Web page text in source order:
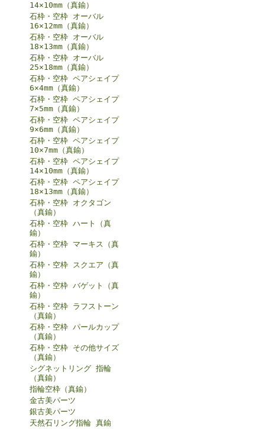
14×10mm（真鍮）
石枠・空枠 オーバル
16×12mm（真鍮）
石枠・空枠 オーバル
18×13mm（真鍮）
石枠・空枠 オーバル
25×18mm（真鍮）
石枠・空枠 ペアシェイプ
6×4mm（真鍮）
石枠・空枠 ペアシェイプ
7×5mm（真鍮）
石枠・空枠 ペアシェイプ
9×6mm（真鍮）
石枠・空枠 ペアシェイプ
10×7mm（真鍮）
石枠・空枠 ペアシェイプ
14×10mm（真鍮）
石枠・空枠 ペアシェイプ
18×13mm（真鍮）
石枠・空枠 オクタゴン
（真鍮）
石枠・空枠 ハート（真
鍮）
石枠・空枠 マーキス（真
鍮）
石枠・空枠 スクエア（真
鍮）
石枠・空枠 バゲット（真
鍮）
石枠・空枠 ラフストーン
（真鍮）
石枠・空枠 パールカップ
（真鍮）
石枠・空枠 その他サイズ
（真鍮）
シグネットリング 指輪
（真鍮）
指輪空枠（真鍮）
金古美パーツ
銀古美パーツ
天然石リング指輪 真鍮